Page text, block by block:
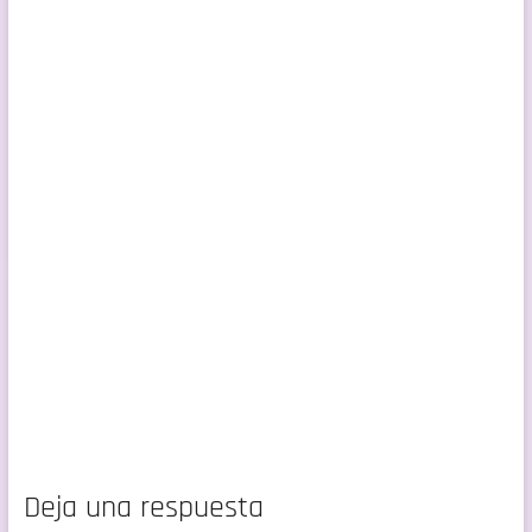
Deja una respuesta